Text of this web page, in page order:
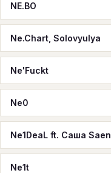
NE.BO
Ne.Chart, Solovyulya
Ne'Fuckt
Ne0
Ne1DeaL ft. Саша Saen
Ne1t